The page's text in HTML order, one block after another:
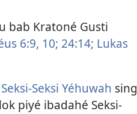
bab Kratoné Gusti
6:9, 10; 24:14; Lukas
Seksi Yéhuwah sing
piyé ibadahé Seksi-